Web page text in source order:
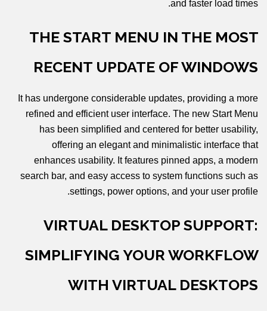
and faster load times.
THE START MENU IN THE MOST
RECENT UPDATE OF WINDOWS
It has undergone considerable updates, providing a more
refined and efficient user interface. The new Start Menu
has been simplified and centered for better usability,
offering an elegant and minimalistic interface that
enhances usability. It features pinned apps, a modern
search bar, and easy access to system functions such as
settings, power options, and your user profile.
VIRTUAL DESKTOP SUPPORT:
SIMPLIFYING YOUR WORKFLOW
WITH VIRTUAL DESKTOPS